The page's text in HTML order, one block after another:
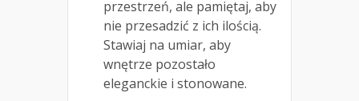
przestrzeń, ale pamiętaj, aby
nie przesadzić z ich ilością.
Stawiaj na umiar, aby
wnętrze pozostało
eleganckie i stonowane.